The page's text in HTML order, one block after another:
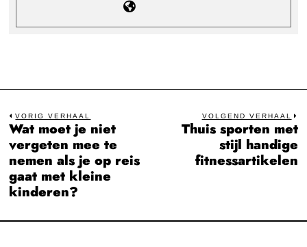
Bericht
navigatie
VORIG VERHAAL
Previous
post:
Wat moet je niet
vergeten mee te
nemen als je op reis
gaat met kleine
kinderen?
VOLGEND VERHAAL
Thuis sporten met
stijl handige
fitnessartikelen